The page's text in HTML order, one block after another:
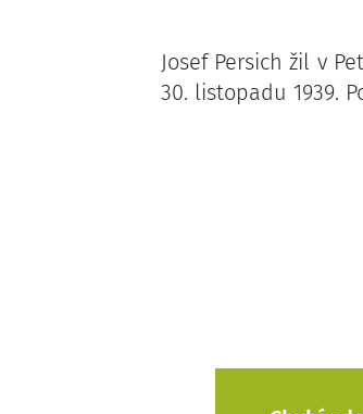
Josef Persich žil v
30. listopadu 1939.